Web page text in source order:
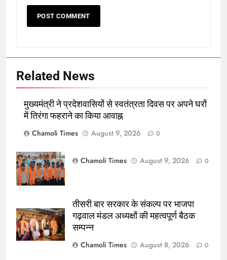
Related News
मुख्यमंत्री ने प्रदेशवासियों से स्वतंत्रता दिवस पर अपने घरों
में तिरंगा फहराने का किया आवाह्न
Chamoli Times
August 9, 2026 0
Chamoli Times August 9, 2026 0
तीसरी बार सरकार के संकल्प पर भाजपा
गढ़वाल मंडल अध्यक्षों की महत्वपूर्ण बैठक
सम्पन्न
Chamoli Times
August 8, 2026 0